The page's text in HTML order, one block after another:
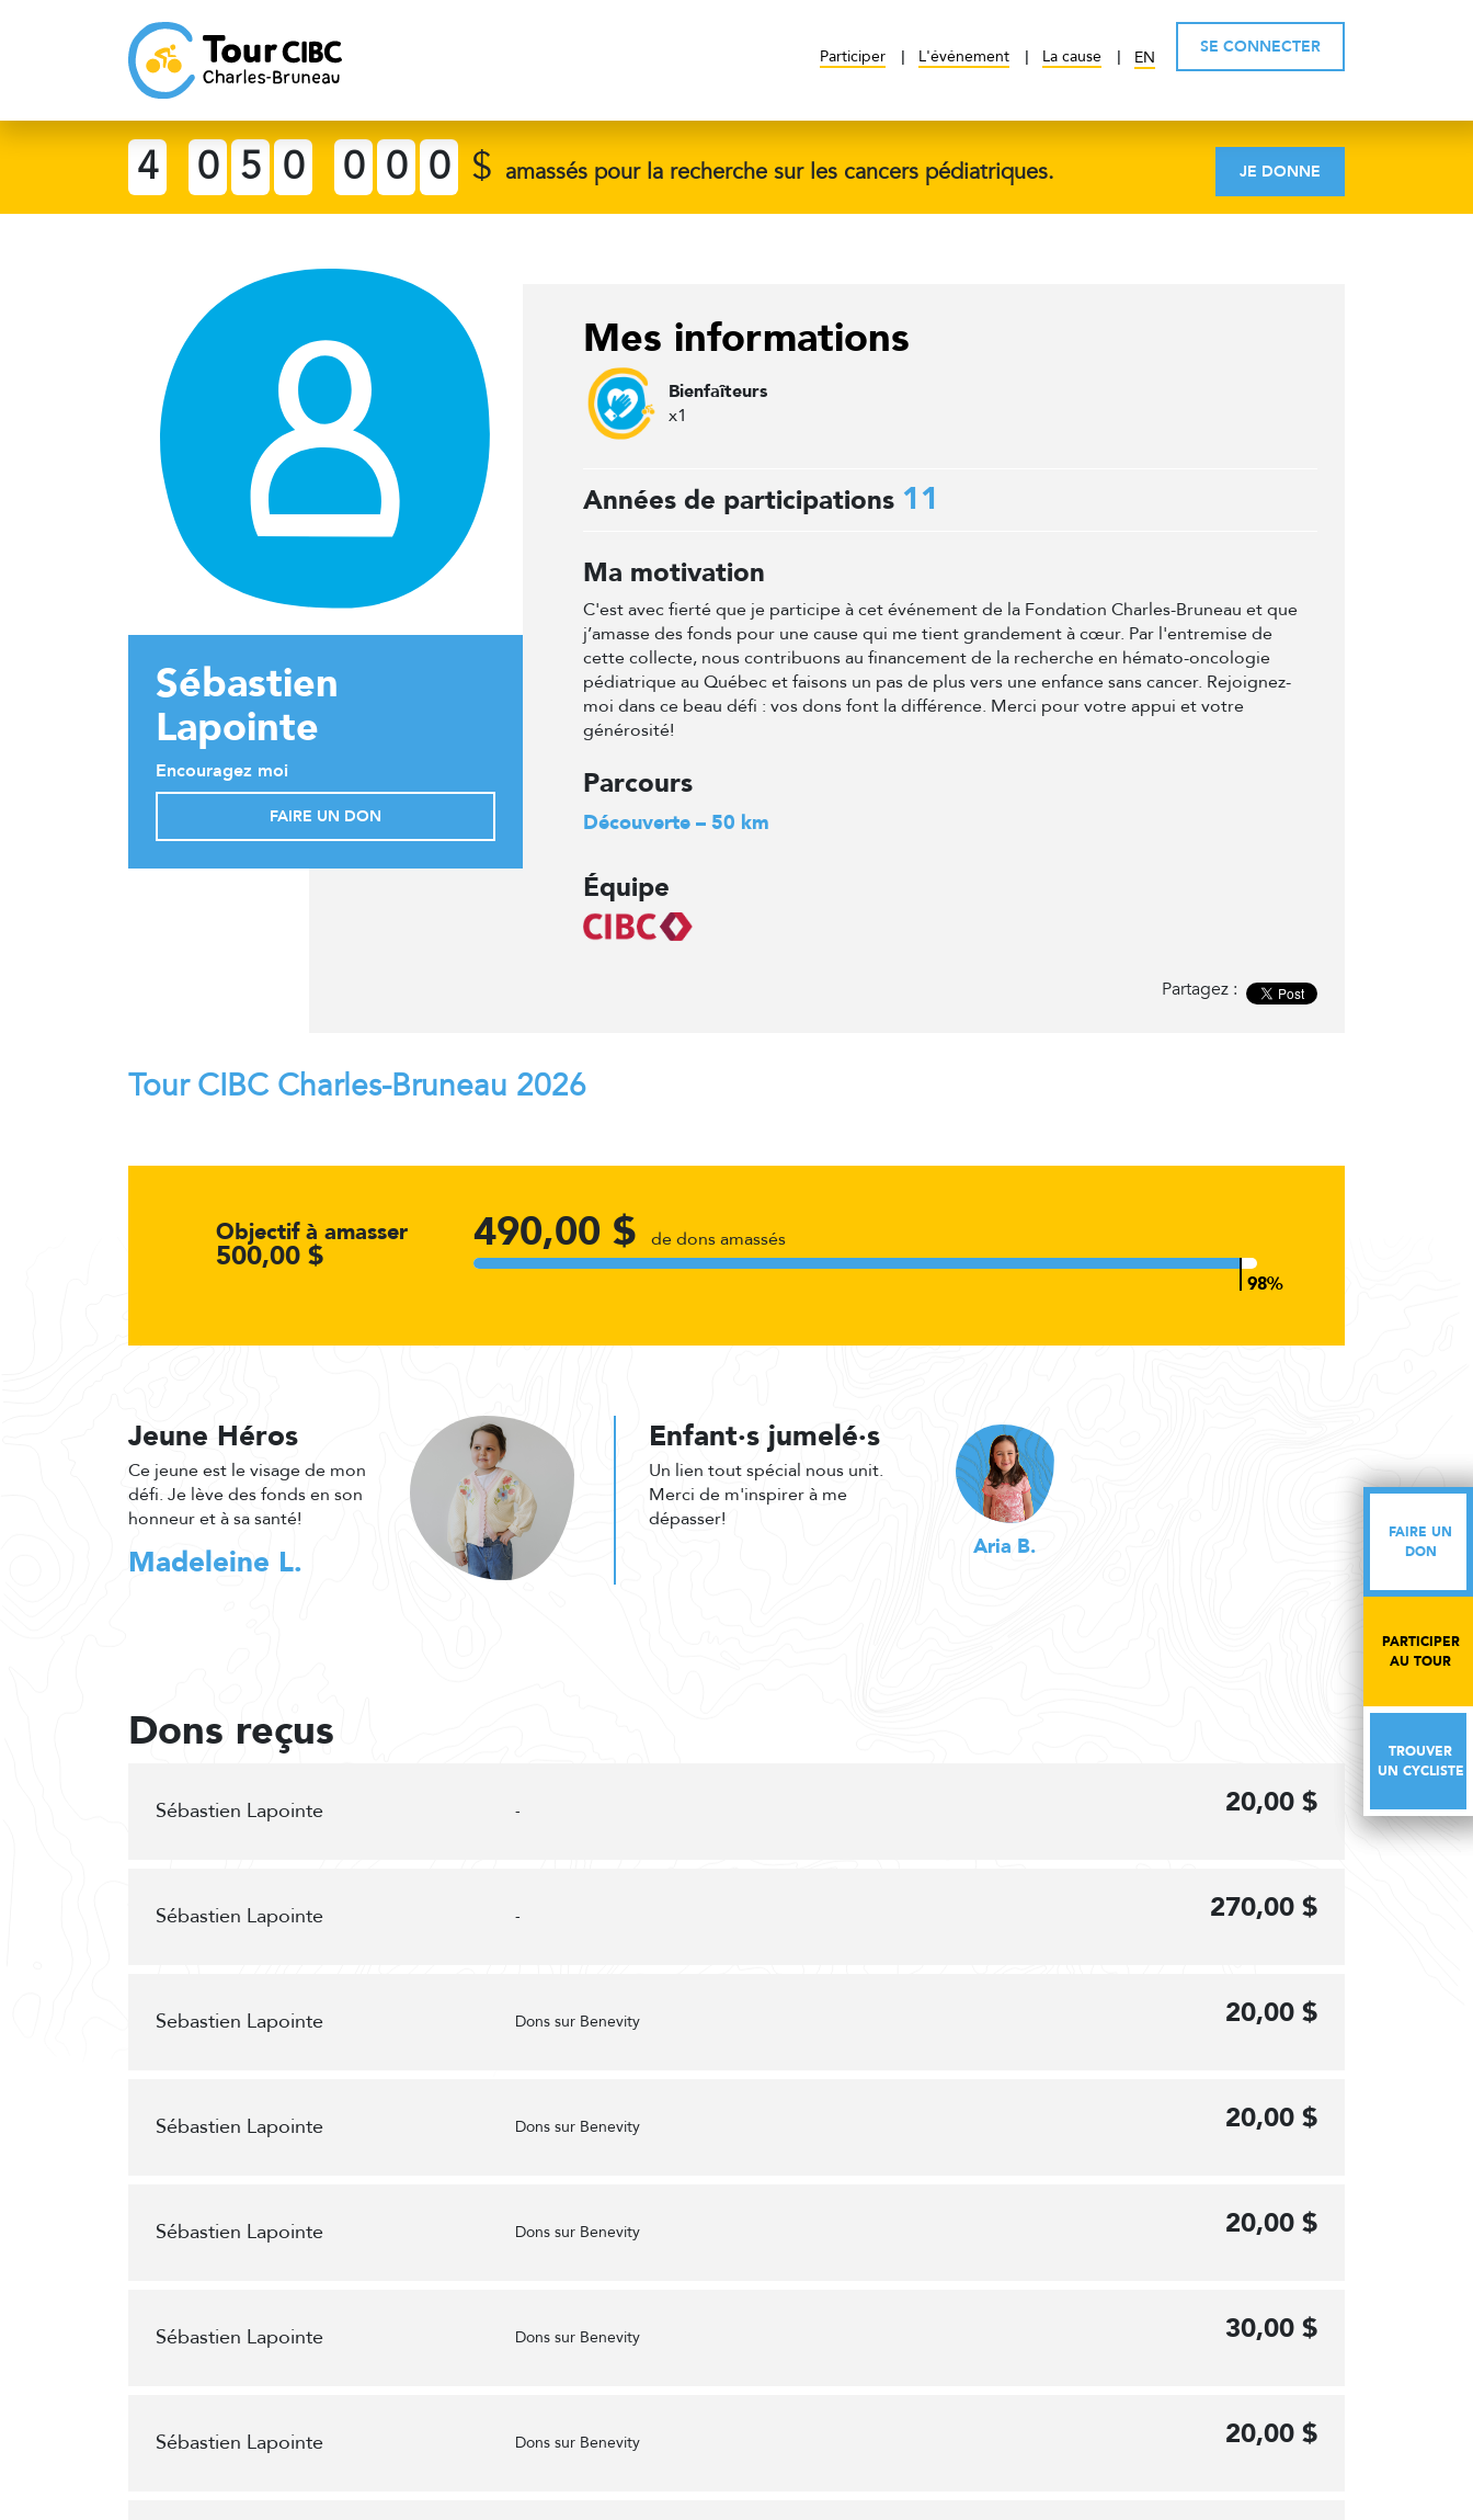
Participer L'événement La cause EN
SE CONNECTER
FAIRE UN
DON
PARTICIPER
AU TOUR
TROUVER
UN CYCLISTE
4 0 5 0 0 0 0 $ amassés pour la recherche sur les cancers pédiatriques. JE DONNE
Sébastien
Lapointe
Encouragez moi
FAIRE UN DON
Mes informations
Bienfaîteurs
x1
Années de participations 11
Ma motivation
C'est avec fierté que je participe à cet événement de la Fondation Charles-Bruneau et que
j’amasse des fonds pour une cause qui me tient grandement à cœur. Par l'entremise de
cette collecte, nous contribuons au financement de la recherche en hémato-oncologie
pédiatrique au Québec et faisons un pas de plus vers une enfance sans cancer. Rejoignez-
moi dans ce beau défi : vos dons font la différence. Merci pour votre appui et votre
générosité!
Parcours
Découverte – 50 km
Équipe
Partagez :
Tour CIBC Charles-Bruneau 2026
Objectif à amasser
500,00 $ 490,00 $ de dons amassés
Jeune Héros
Ce jeune est le visage de mon
défi. Je lève des fonds en son
honneur et à sa santé!
Madeleine L.
Enfant·s jumelé·s
Un lien tout spécial nous unit.
Merci de m'inspirer à me
dépasser!
Aria B.
Dons reçus
Sébastien Lapointe - 20,00 $
Sébastien Lapointe - 270,00 $
Sebastien Lapointe Dons sur Benevity 20,00 $
Sébastien Lapointe Dons sur Benevity 20,00 $
Sébastien Lapointe Dons sur Benevity 20,00 $
Sébastien Lapointe Dons sur Benevity 30,00 $
Sébastien Lapointe Dons sur Benevity 20,00 $
FAIRE UN
DON
PARTICIPER
AU TOUR
TROUVER
UN CYCLISTE